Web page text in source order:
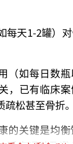
每天1-2罐）
（如每日数
，已有临床
松甚至骨折。
的关键是均